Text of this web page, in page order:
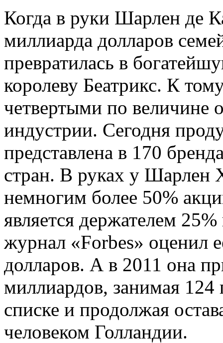
Когда в руки Шарлен де
миллиарда долларов
превратилась в
королеву Беатрикс. К
четвертыми по величине
индустрии. Сегодня
представлена в 170
стран. В руках у Шарлен
немногим более 50%
является держателем
журнал «Forbes» оценил
долларов. А в 2011 она
миллиардов, занимая
списке и продолжая
человеком Голландии.